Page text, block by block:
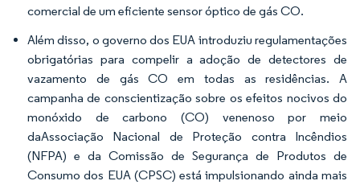
comercial de um eficiente sensor óptico de gás CO.
Além disso, o governo dos EUA introduziu regulamentações
obrigatórias para compelir a adoção de detectores de
vazamento de gás CO em todas as residências. A
campanha de conscientização sobre os efeitos nocivos do
monóxido de carbono (CO) venenoso por meio
daAssociação Nacional de Proteção contra Incêndios
(NFPA) e da Comissão de Segurança de Produtos de
Consumo dos EUA (CPSC) está impulsionando ainda mais